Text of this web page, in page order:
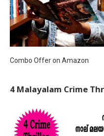
Combo Offer on Amazon
4 Malayalam Crime